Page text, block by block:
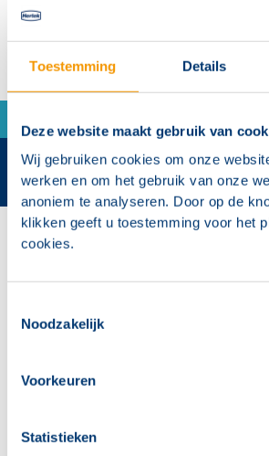
Toestemming Details
Deze website maakt gebruik van
Wij gebruiken cookies om onze
werken en om het gebruik van onze
anoniem te analyseren. Door op de
klikken geeft u toestemming voor het
cookies.
Noodzakelijk
Voorkeuren
Statistieken
Contactgegevens
info@hertek.nl
Volg ons